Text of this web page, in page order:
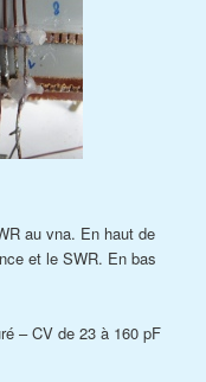
au vna. En haut de
et le SWR. En bas
– CV de 23 à 160 pF